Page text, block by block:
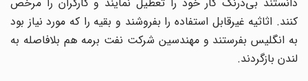
کنند. اثاثیه غیرقابل استفاده را بفروشند و بقیه را که مورد نیاز بود
به انگلیس بفرستند و مهندسین شرکت نفت برمه هم بلافاصله به
لندن بازگردند.